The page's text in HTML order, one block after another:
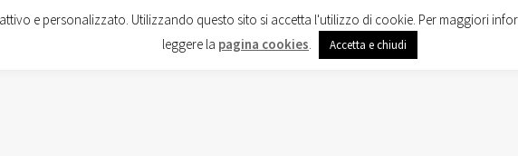
e personalizzato. Utilizzando questo sito si accetta l'utilizzo di cookie. Per maggiori
leggere la pagina cookies. Accetta e chiudi